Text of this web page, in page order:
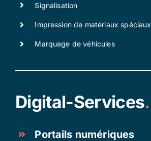
Signalisation
Impression de matériaux spéciaux
Marquage de véhicules
Digital-Services.
Portails numériques